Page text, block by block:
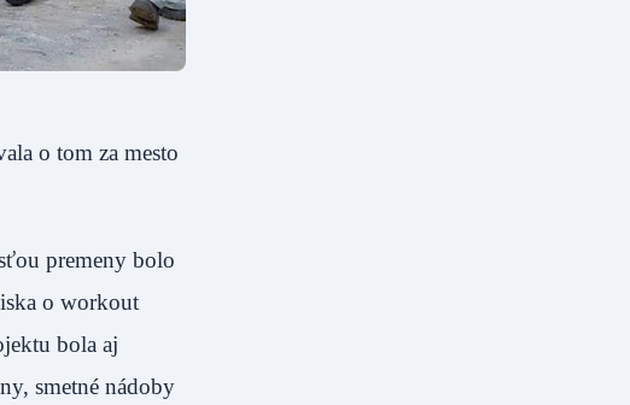
o tom za mesto
premeny bolo
o workout
bola aj
smetné nádoby